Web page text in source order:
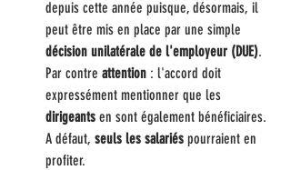
depuis cette année puisque, désormais, il
peut être mis en place par une simple
décision unilatérale de l'employeur (DUE).
Par contre attention : l'accord doit
expressément mentionner que les
dirigeants en sont également bénéficiaires.
A défaut, seuls les salariés pourraient en
profiter.